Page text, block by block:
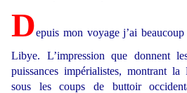
Depuis mon voyage j’ai
Libye. L’impression que donnent
puissances impérialistes, montrant
sous les coups de buttoir